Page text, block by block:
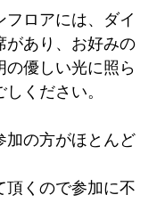
フロアには、ダイ
があり、お好みの
の優しい光に照ら
ください。
加の方がほとんど
頂くので参加に不